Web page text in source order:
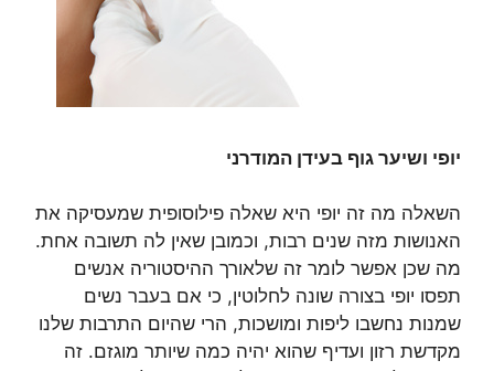
יופי ושיער גוף בעידן המודרני
השאלה מה זה יופי היא שאלה פילוסופית שמעסיקה את
האנושות מזה שנים רבות, וכמובן שאין לה תשובה אחת.
מה שכן אפשר לומר זה שלאורך ההיסטוריה אנשים
תפסו יופי בצורה שונה לחלוטין, כי אם בעבר נשים
שמנות נחשבו ליפות ומושכות, הרי שהיום התרבות שלנו
מקדשת רזון ועדיף שהוא יהיה כמה שיותר מוגזם. זה